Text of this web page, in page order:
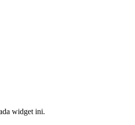
widget ini.